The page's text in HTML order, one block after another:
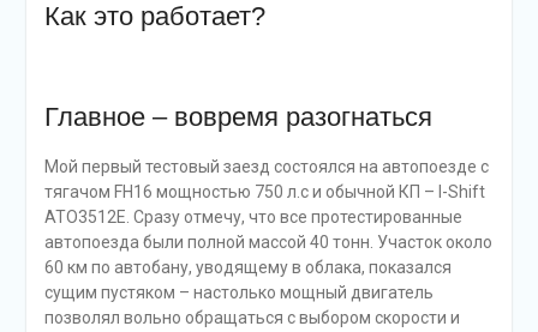
Как это работает?
Главное – вовремя разогнаться
Мой первый тестовый заезд состоялся на автопоезде с
тягачом FH16 мощностью 750 л.с и обычной КП – I-Shift
АТО3512Е. Сразу отмечу, что все протестированные
автопоезда были полной массой 40 тонн. Участок около
60 км по автобану, уводящему в облака, показался
сущим пустяком – настолько мощный двигатель
позволял вольно обращаться с выбором скорости и